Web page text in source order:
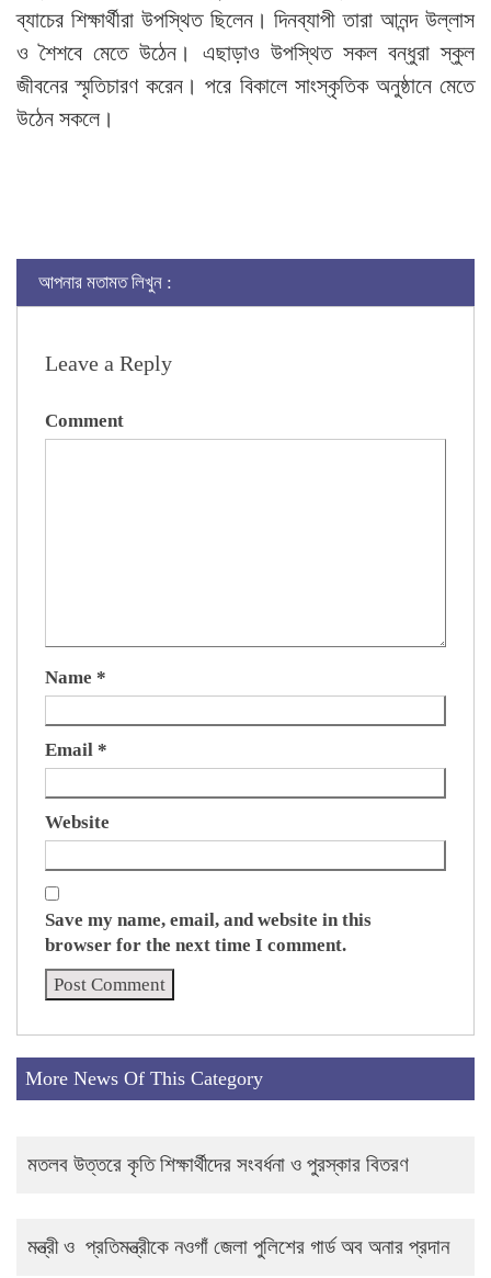
ব্যাচের শিক্ষার্থীরা উপস্থিত ছিলেন। দিনব্যাপী তারা আনন্দ উল্লাস
ও শৈশবে মেতে উঠেন। এছাড়াও উপস্থিত সকল বন্ধুরা স্কুল
জীবনের স্মৃতিচারণ করেন। পরে বিকালে সাংস্কৃতিক অনুষ্ঠানে মেতে
উঠেন সকলে।
আপনার মতামত লিখুন :
Leave a Reply
Comment
Name *
Email *
Website
Save my name, email, and website in this
browser for the next time I comment.
More News Of This Category
মতলব উত্তরে কৃতি শিক্ষার্থীদের সংবর্ধনা ও পুরস্কার বিতরণ
মন্ত্রী ও প্রতিমন্ত্রীকে নওগাঁ জেলা পুলিশের গার্ড অব অনার প্রদান